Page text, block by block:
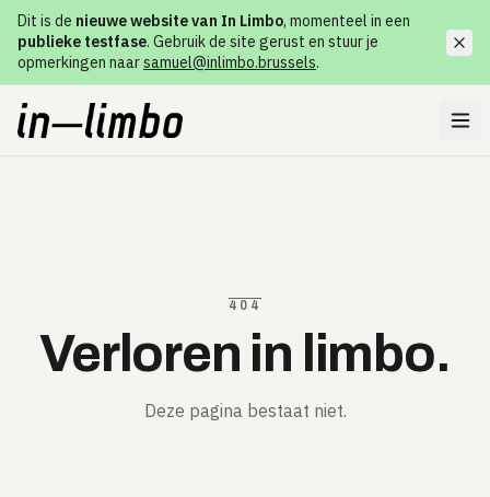
Dit is de nieuwe website van In Limbo, momenteel in een
publieke testfase. Gebruik de site gerust en stuur je
opmerkingen naarsamuel@inlimbo.brussels.
404
Verloren in limbo.
Deze pagina bestaat niet.